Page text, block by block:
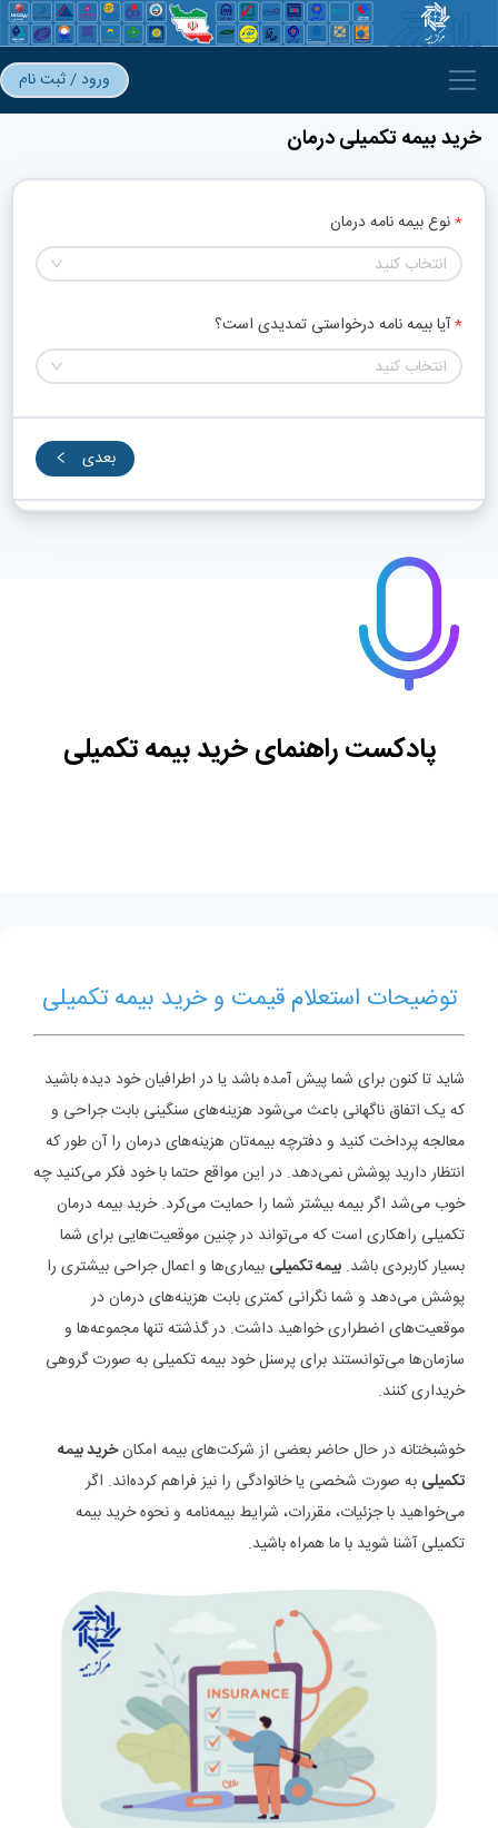
ورود / ثبت نام
خرید بیمه تکمیلی درمان
نوع بیمه نامه درمان
انتخاب کنید
آیا بیمه نامه درخواستی تمدیدی است؟
انتخاب کنید
بعدی
پادکست راهنمای خرید بیمه تکمیلی
توضیحات استعلام قیمت و خرید بیمه تکمیلی
شاید تا کنون برای شما پیش آمده باشد یا در اطرافیان خود دیده باشید
که یک اتفاق ناگهانی باعث می‌شود هزینه‌های سنگینی بابت جراحی و
معالجه پرداخت کنید و دفترچه بیمه‌تان هزینه‌های درمان را آن طور که
انتظار دارید پوشش نمی‌دهد. در این مواقع حتما با خود فکر می‌کنید چه
خوب می‌شد اگر بیمه بیشتر شما را حمایت می‌کرد. خرید بیمه درمان
تکمیلی راهکاری است که می‌تواند در چنین موقعیت‌هایی برای شما
بسیار کاربردی باشد. بیمه تکمیلی بیماری‌ها و اعمال جراحی بیشتری را
پوشش می‌دهد و شما نگرانی کمتری بابت هزینه‌های درمان در
موقعیت‌های اضطراری خواهید داشت. در گذشته تنها مجموعه‌ها و
سازمان‌ها می‌توانستند برای پرسنل خود بیمه تکمیلی به صورت گروهی
خریداری کنند.
خوشبختانه در حال حاضر بعضی از شرکت‌های بیمه امکانخرید بیمه
تکمیلی به صورت شخصی یا خانوادگی را نیز فراهم کرده‌اند. اگر
می‌خواهید با جزئیات، مقررات، شرایط بیمه‌نامه و نحوه خرید بیمه
تکمیلی آشنا شوید با ما همراه باشید.